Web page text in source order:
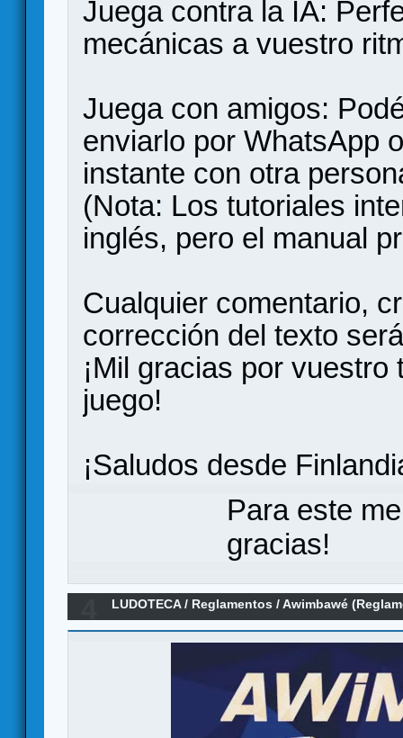
Juega contra la IA:
mecánicas a vuestro
Juega con amigos:
enviarlo por WhatsApp
instante con otra
(Nota: Los tutoriales
inglés, pero el manual
Cualquier comentario,
corrección del texto
¡Mil gracias por
juego!
¡Saludos desde
Para este
gracias!
LUDOTECA/ Reglamentos /Awimbawé